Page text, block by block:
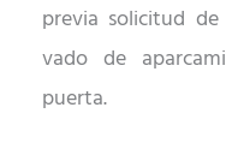
previa solicitud
vado de
puerta.